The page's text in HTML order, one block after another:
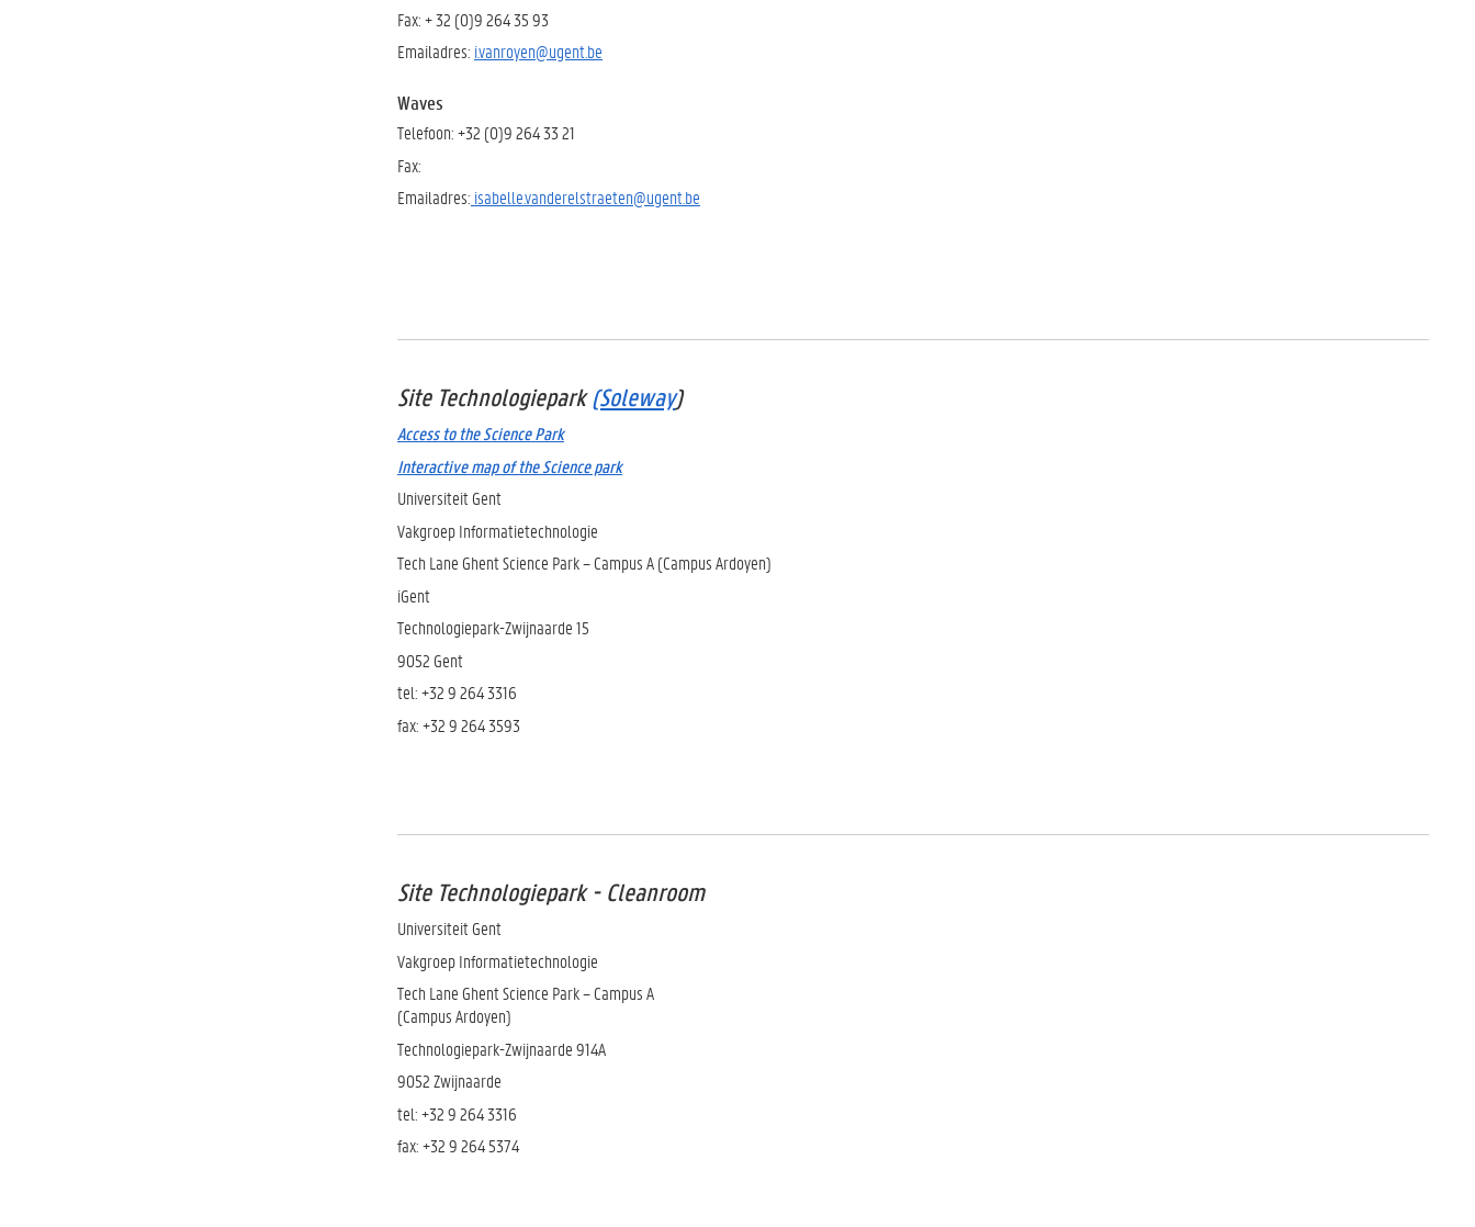
Fax: + 32 (0)9 264 35 93
Emailadres: i.vanroyen@ugent.be
Waves
Telefoon: +32 (0)9 264 33 21
Fax:
Emailadres: isabelle.vanderelstraeten@ugent.be
Site Technologiepark (Soleway)
Access to the Science Park
Interactive map of the Science park
Universiteit Gent
Vakgroep Informatietechnologie
Tech Lane Ghent Science Park – Campus A (Campus Ardoyen)
iGent
Technologiepark-Zwijnaarde 15
9052 Gent
tel:+32 9 264 3316
fax: +32 9 264 3593
Site Technologiepark - Cleanroom
Universiteit Gent
Vakgroep Informatietechnologie
Tech Lane Ghent Science Park – Campus A
(Campus Ardoyen)
Technologiepark-Zwijnaarde 914A
9052 Zwijnaarde
tel:+32 9 264 3316
fax: +32 9 264 5374